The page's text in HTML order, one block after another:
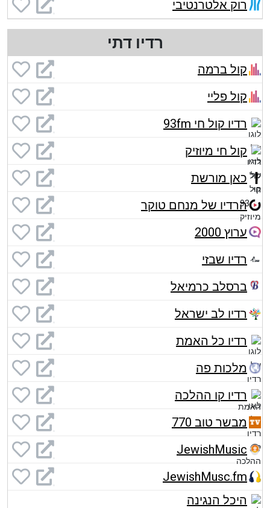
רוק אלטרנטיבי
רדיו דתי
קול ברמה
קול פליי
רדיו קול חי 93fm
קול חי מיוזיק
כאן מורשת
הרדיו של מנחם טוקר
ערוץ 2000
רדיו שבזי
ברסלב כרמיאל
רדיו לב ישראל
רדיו כל האמת
מלכות פה
רדיו קו ההלכה
מבשר טוב 770
JewishMusic
JewishMusc.fm
היכל הנגינה